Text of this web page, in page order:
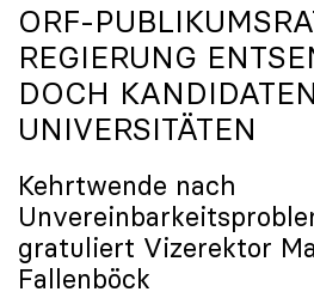
ORF-
REGIERUNG
DOCH
UNIVERSITÄTEN
Kehrtwende nach
gratuliert Vizerektor
Fallenböck